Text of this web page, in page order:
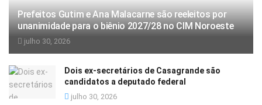
Prefeitos Gutim e Ana Malacarne são reeleitos por
unanimidade para o biênio 2027/28 no CIM Noroeste
julho 30, 2026
Dois ex-secretários de Casagrande são
candidatos a deputado federal
julho 30, 2026